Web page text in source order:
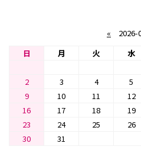
« 2026-
日
月 火 水
2
3 4 5
9
10 11 12
16
17 18 19
23
24 25 26
30
31